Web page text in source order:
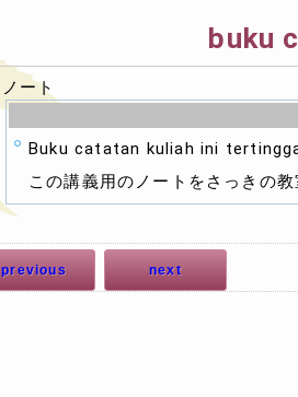
buku
ート
Buku catatan kuliah ini
この講義用のノートをさっきの
previous next